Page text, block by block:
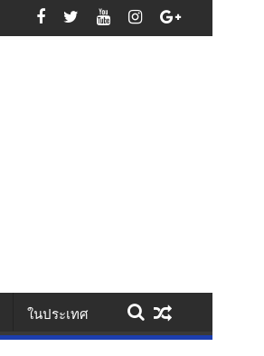
ซ์ 1.1 กก. ยาบ้า 61 เม็ด สารภาพรับจ้างส่งย
ในประเทศ